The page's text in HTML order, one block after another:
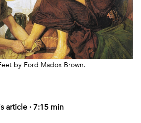
by Ford Madox Brown.
article ·7:15 min